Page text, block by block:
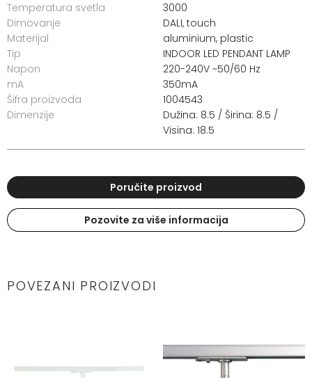
Temperatura svetla
3000
Dimovanje
DALI, touch
Materijal
aluminium, plastic
Tip
INDOOR LED PENDANT LAMP
Napon
220-240V ~50/60 Hz
mA
350mA
Šifra proizvoda
1004543
Dimenzije
Dužina: 8.5 / Širina: 8.5 /
Visina: 18.5
Poručite proizvod
Pozovite za više informacija
POVEZANI PROIZVODI